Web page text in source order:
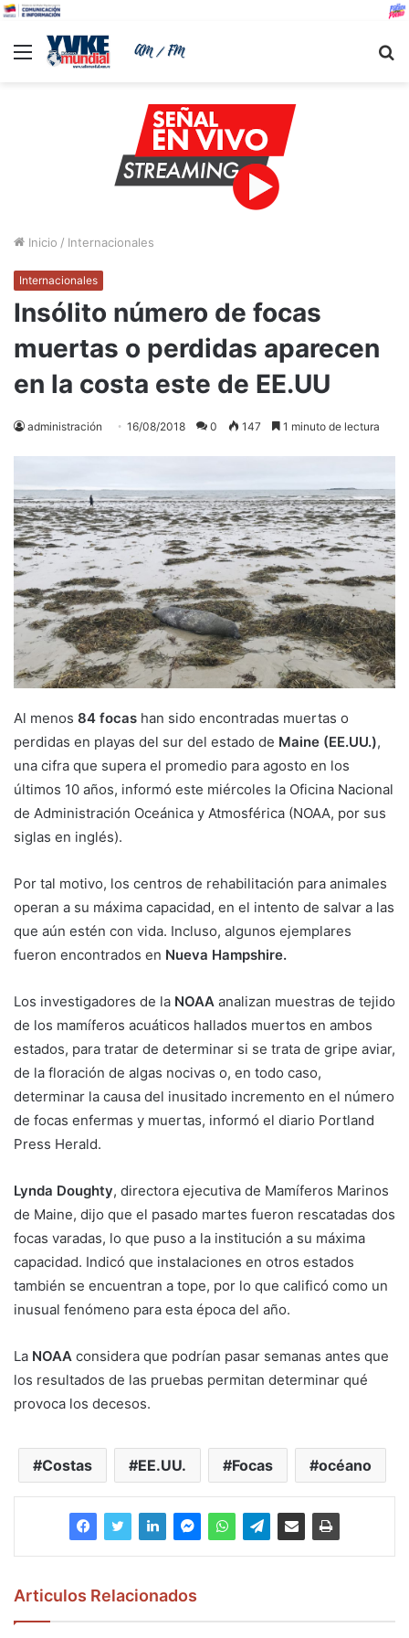
Menu
Inicio / Internacionales
Internacionales
Insólito número de focas
muertas o perdidas aparecen
en la costa este de EE.UU
administración 16/08/2018 0 147 1 minuto de lectura
Al menos 84 focas han sido encontradas muertas o
perdidas en playas del sur del estado de Maine (EE.UU.),
una cifra que supera el promedio para agosto en los
últimos 10 años, informó este miércoles la Oficina Nacional
de Administración Oceánica y Atmosférica (NOAA, por sus
siglas en inglés).
Por tal motivo, los centros de rehabilitación para animales
operan a su máxima capacidad, en el intento de salvar a las
que aún estén con vida. Incluso, algunos ejemplares
fueron encontrados en Nueva Hampshire.
Los investigadores de la NOAA analizan muestras de tejido
de los mamíferos acuáticos hallados muertos en ambos
estados, para tratar de determinar si se trata de gripe aviar,
de la floración de algas nocivas o, en todo caso,
determinar la causa del inusitado incremento en el número
de focas enfermas y muertas, informó el diario Portland
Press Herald.
Lynda Doughty, directora ejecutiva de Mamíferos Marinos
de Maine, dijo que el pasado martes fueron rescatadas dos
focas varadas, lo que puso a la institución a su máxima
capacidad. Indicó que instalaciones en otros estados
también se encuentran a tope, por lo que calificó como un
inusual fenómeno para esta época del año.
La NOAA considera que podrían pasar semanas antes que
los resultados de las pruebas permitan determinar qué
provoca los decesos.
Costas EE.UU. Focas océano
Articulos Relacionados